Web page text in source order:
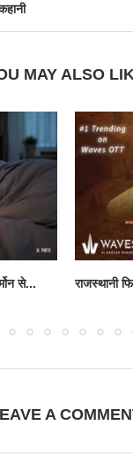
MAY ALSO
से... राजस्थानी
A